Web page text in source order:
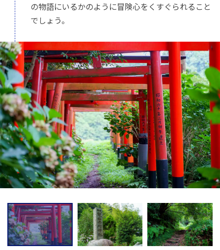
の物語にいるかのように冒険心をくすぐられること
でしょう。